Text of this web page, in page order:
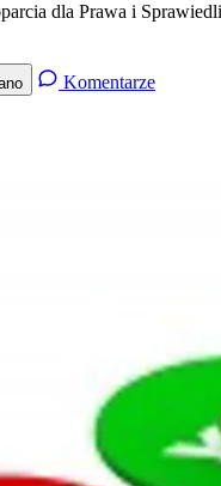
dla Prawa i
Komentarze